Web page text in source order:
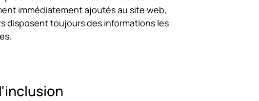
immédiatement ajoutés au site web,
disposent toujours des informations les